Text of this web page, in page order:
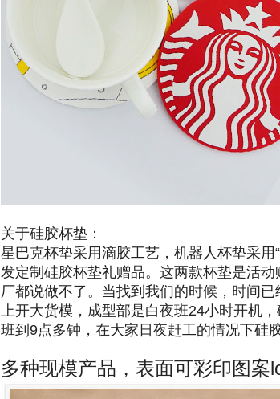
关于硅胶杯垫 ：
星巴克杯垫采用滴胶工艺，机器人杯垫采用
发定制硅胶杯垫礼赠品。这两款杯垫是活
厂都说做不了。当找到我们的时候，时间
上开大货模，成型部是白夜班24小时开机
班到 9点多钟，在大家日夜赶工的情况下硅
多种现模产品，表面可彩印图案